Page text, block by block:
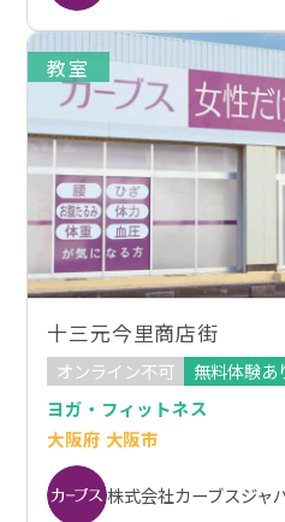
教室
十三元今里商店街
オンライン不可
無料体験あ
ヨガ・フィットネス
大阪府 大阪市
株式会社カーブスジャ